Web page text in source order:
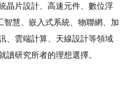
晶片設計、高速元件、數位浮
慧、嵌入式系統、物聯網、加
、雲端計算、天線設計等領域
讀研究所者的理想選擇。